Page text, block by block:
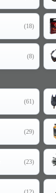
(18)
(8)
(61)
(29)
(23)